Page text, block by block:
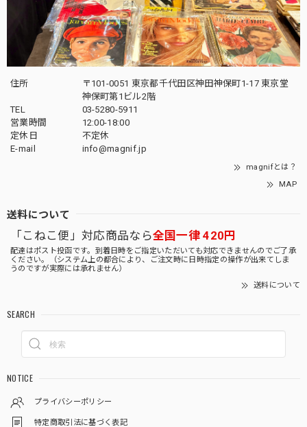
住所
〒101-0051 東京都千代田区神田神保町1-17 東京堂
神保町第1ビル2階
TEL
03-5280-5911
営業時間
12:00-18:00
定休日
不定休
E-mail
info@magnif.jp
magnifとは？
MAP
送料について
「こねこ便」対応商品なら全国一律 420円
配達はポスト投函です。到着日時をご指定いただいても対応できませんのでご了承
ください。（システム上の都合により、ご注文時に日時指定の操作が出来てしま
うのですが実際には承れません）
送料について
SEARCH
NOTICE
プライバシーポリシー
特定商取引法に基づく表記